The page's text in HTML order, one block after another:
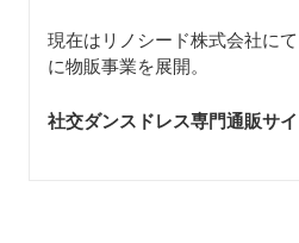
現在はリノシード株式会社に
に物販事業を展開。
社交ダンスドレス専門通販サ